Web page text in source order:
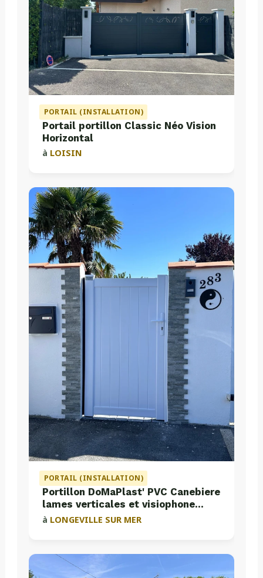
PORTAIL (INSTALLATION)
Portail portillon Classic Néo Vision
Horizontal
à LOISIN
PORTAIL (INSTALLATION)
Portillon DoMaPlast' PVC Canebiere
lames verticales et visiophone
Aiphone
à LONGEVILLE SUR MER